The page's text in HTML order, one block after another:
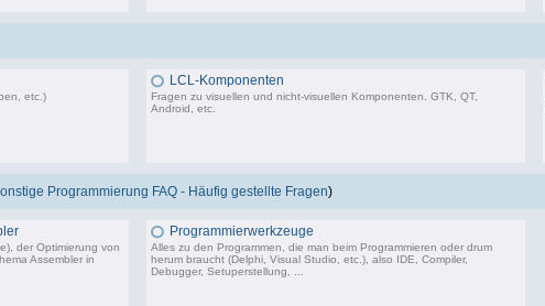
etc.)
LCL-Komponenten
Fragen zu visuellen und nicht-visuellen Komponenten. GTK, QT,
Android, etc.
Programmierung FAQ - Häufig gestellte Fragen)
der Optimierung von
Assembler in
Programmierwerkzeuge
Alles zu den Programmen, die man beim Programmieren oder drum
herum braucht (Delphi, Visual Studio, etc.), also IDE, Compiler,
Debugger, Setuperstellung, ...